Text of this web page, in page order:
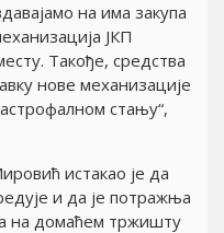
на има закупа
ЈКП
Такође, средства
нове механизације
стању“,
истакао је да
и да је потражња
на домаћем тржишту